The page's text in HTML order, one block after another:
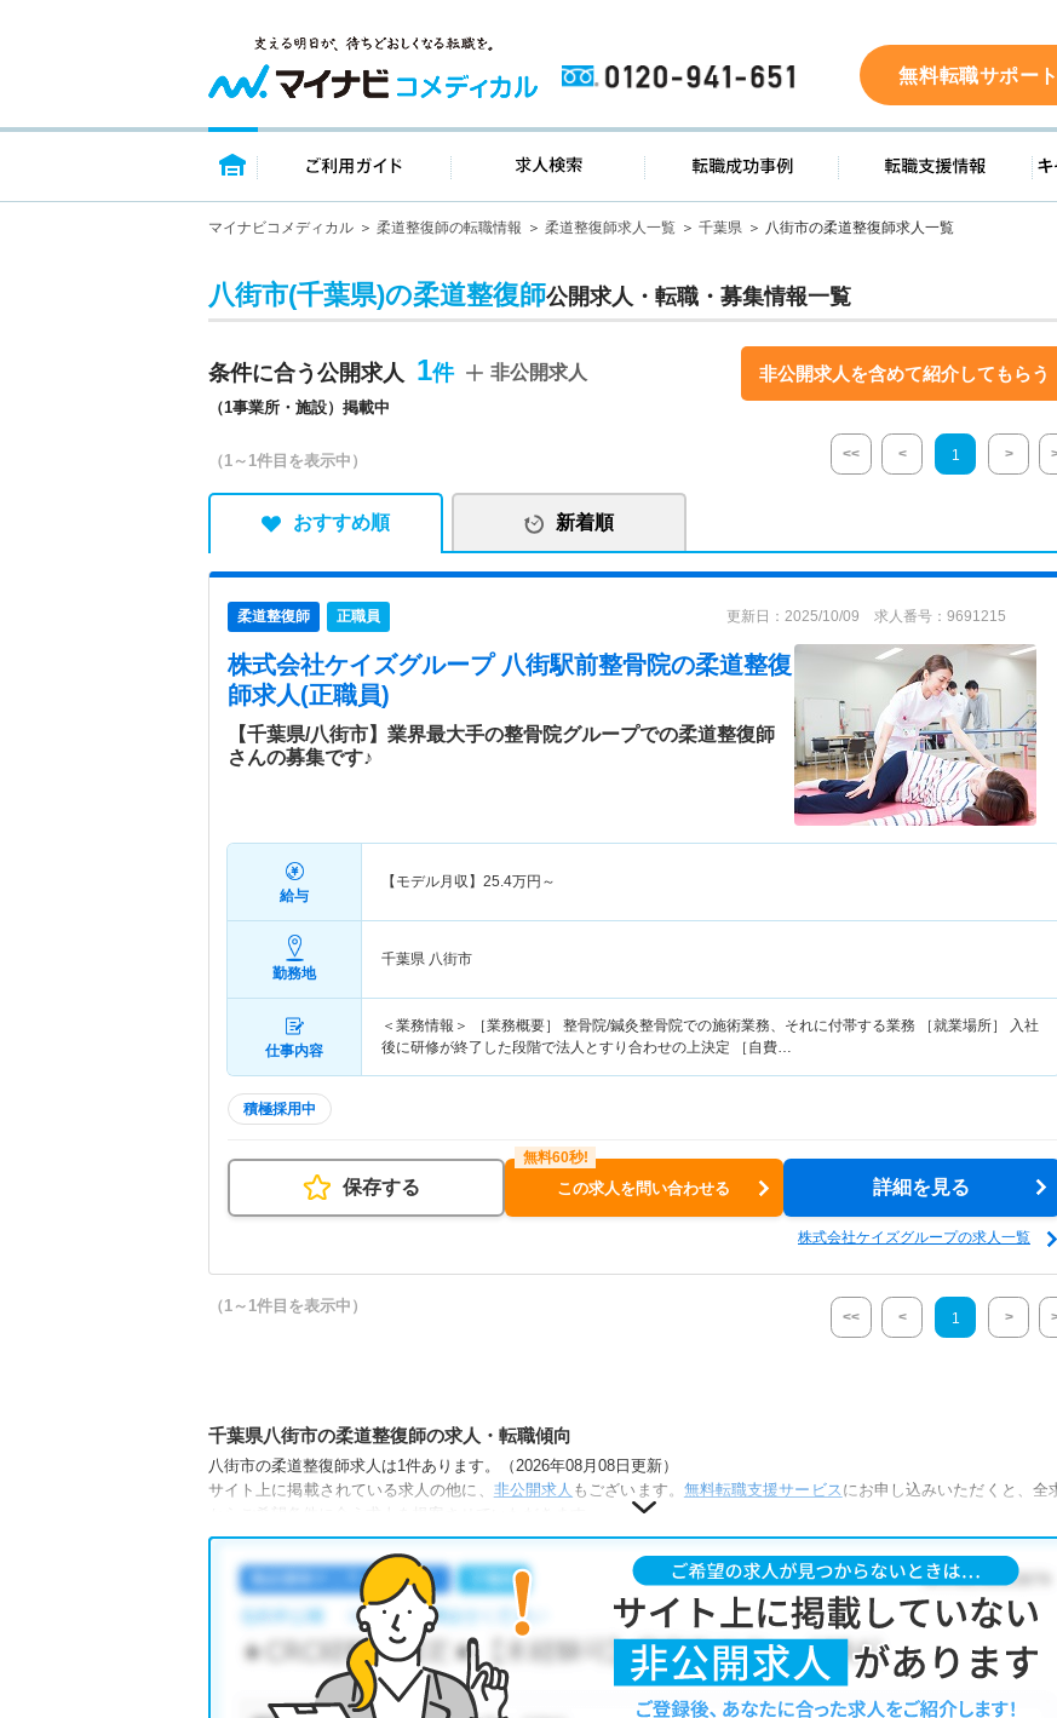
0120-941-651 無料転職サポー
トップページ ご利用ガイド 求人検索 転職成功事例 転
マイナビコメディカル 柔道整復師の転職情報 柔道整復師求人一覧 千葉県 八街市の柔道整復師求人一覧
八街市(千葉県)の柔道整復師公開求人・転職・募集情報一覧
条件に合う公開求人 1
（1事業所・施設）掲載中
非公開求人 非公開求人を含めて紹介してもらう
（1～1件目を表示中） << < 1 >
おすすめ順 新着順
柔道整復師 正職員 更新日：2025/10/09 求人番号：9691215
株式会社ケイズグループ 八街駅前整骨院の柔道整復
師求人(正職員)
【千葉県/八街市】業界最大手の整骨院グループでの柔道整復師
さんの募集です♪
給与
【モデル月収】 25.4万円～
勤務地
千葉県 八街市
仕事内容
＜業務情報＞ ［業務概要］ 整骨院/鍼灸整骨院での施術業務、それに付帯する業務 ［就業場所］ 入社
後に研修が終了した段階で法人とすり合わせの上決定 ［自費…
積極採用中
保存する この求人を問い合わせる 詳細を見る
株式会社ケイズグループの求人一覧
（1～1件目を表示中）
<< < 1 >
千葉県八街市の柔道整復師の求人・転職傾向
八街市の柔道整復師求人は1件あります。（2026年08月08日更新）
サイト上に掲載されている求人の他に、 非公開求人 もございます。 無料転職支援サービス にお申し込みいただくと、全
八街市の柔道整復師求人では以下のような条件が人気です。
積極採用中・正社員(正職員)・整骨院 ・
他の条件でも人気の求人がございますので、「こだわり条件」から検索いただくか、お気軽にお問い合わせください。
全国の柔道整復師求人から検索いただくことも可能です。
無料転職支援サービスにお申し込みいただくと、ご希望条件をヒアリングした上で求人をご提案いたします。